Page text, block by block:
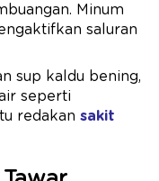
Minum
saluran
sup kaldu bening,
seperti
redakan sakit